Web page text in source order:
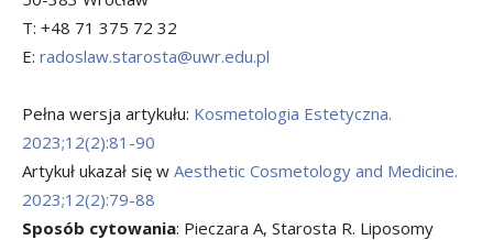
T: +48 71 375 72 32
E: radoslaw.starosta@uwr.edu.pl
Pełna wersja artykułu: Kosmetologia Estetyczna.
2023;12(2):81-90
Artykuł ukazał się w Aesthetic Cosmetology and Medicine.
2023;12(2):79-88
Sposób cytowania: Pieczara A, Starosta R. Liposomy